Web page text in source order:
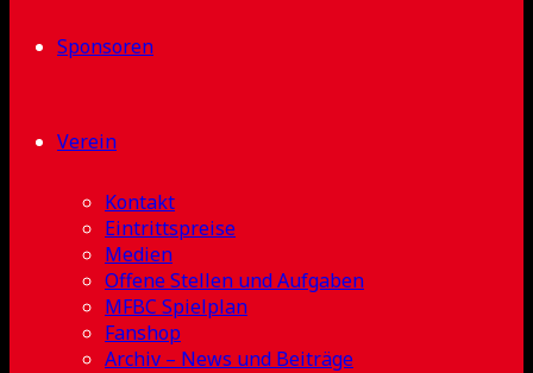
Sponsoren
Verein
Kontakt
Eintrittspreise
Medien
Offene Stellen und Aufgaben
MFBC Spielplan
Fanshop
Archiv – News und Beiträge